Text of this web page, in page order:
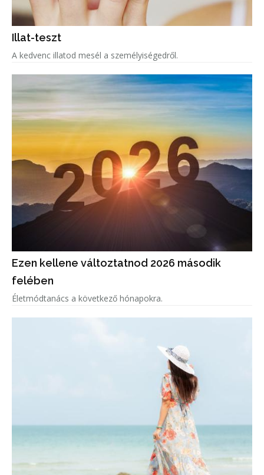
Illat-teszt
A kedvenc illatod mesél a személyiségedről.
Ezen kellene változtatnod 2026 második
felében
Életmódtanács a következő hónapokra.